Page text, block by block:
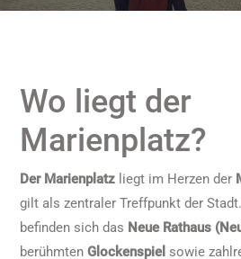
Wo liegt der
Marienplatz?
Der Marienplatz liegt im Herzen der
gilt als zentraler Treffpunkt der
befinden sich das Neue Rathaus
berühmten Glockenspiel sowie